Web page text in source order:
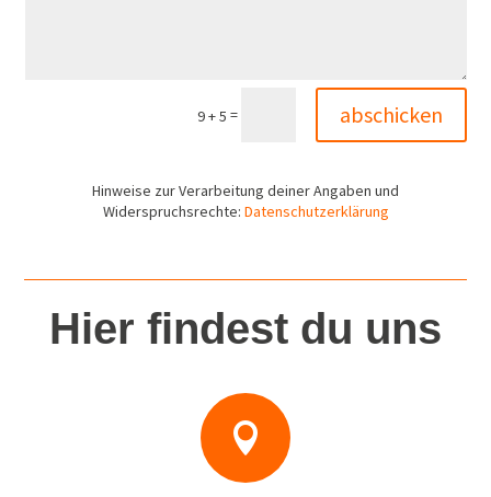
9 + 5 = abschicken
Hinweise zur Verarbeitung deiner Angaben und
Widerspruchsrechte: Datenschutzerklärung
Hier findest du uns
